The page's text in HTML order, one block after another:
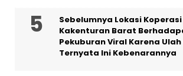
Sebelumnya Lokasi Koperasi
Kakenturan Barat
Pekuburan Viral Karena Ulah
Ternyata Ini Kebenarannya